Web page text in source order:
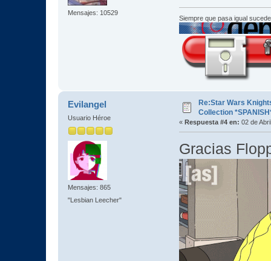
Mensajes: 10529
Siempre que pasa igual
Evilangel
Usuario Héroe
Mensajes: 865
"Lesbian Leecher"
Re:Star Wars
Collection
« Respuesta #4 en: 02 de
Gracias